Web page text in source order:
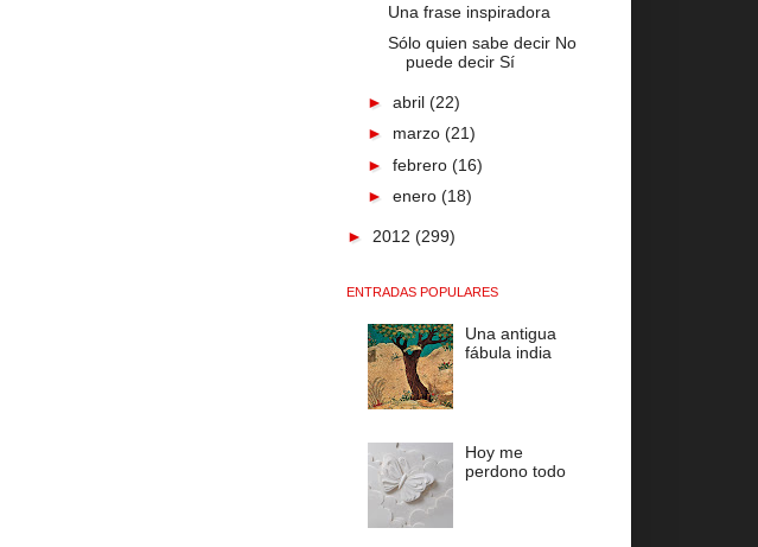
Una frase inspiradora
Sólo quien sabe decir No
puede decir Sí
► abril (22)
► marzo (21)
► febrero (16)
► enero (18)
► 2012 (299)
ENTRADAS POPULARES
Una antigua
fábula india
Hoy me
perdono todo